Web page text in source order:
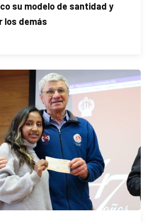
su modelo de santidad y
los demás